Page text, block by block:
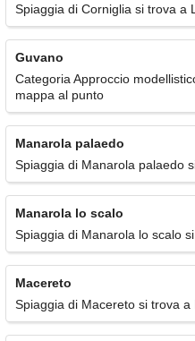
Spiaggia di Corniglia si trova a
Guvano
Categoria Approccio
mappa al punto
Manarola palaedo
Spiaggia di Manarola palaedo
Manarola lo scalo
Spiaggia di Manarola lo scalo
Macereto
Spiaggia di Macereto si trova a